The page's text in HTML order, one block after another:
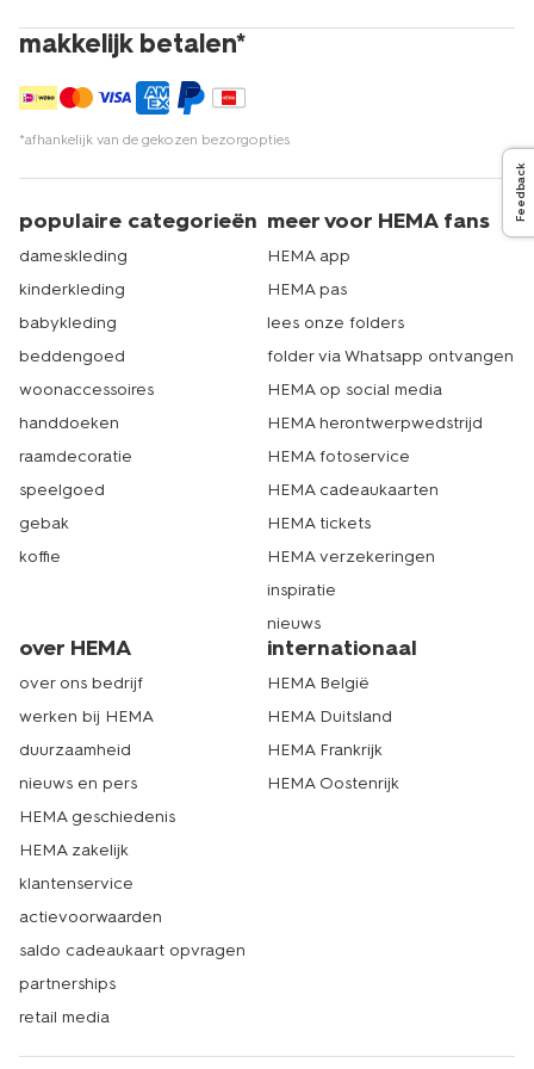
Feedback
onze winkels? Dat kan natuurlijk ook. Met ruim 500
filialen is er altijd wel een HEMA bij jou in de buurt. Echt
makkelijk betalen*
*afhankelijk van de gekozen bezorgopties
populaire categorieën
dameskleding
kinderkleding
babykleding
beddengoed
woonaccessoires
handdoeken
raamdecoratie
speelgoed
gebak
koffie
meer voor HEMA fans
HEMA app
HEMA pas
lees onze folders
folder via Whatsapp ontvangen
HEMA op social media
HEMA herontwerpwedstrijd
HEMA fotoservice
HEMA cadeaukaarten
HEMA tickets
HEMA verzekeringen
inspiratie
nieuws
over HEMA
over ons bedrijf
werken bij HEMA
duurzaamheid
nieuws en pers
HEMA geschiedenis
HEMA zakelijk
klantenservice
actievoorwaarden
saldo cadeaukaart opvragen
partnerships
retail media
internationaal
HEMA België
HEMA Duitsland
HEMA Frankrijk
HEMA Oostenrijk